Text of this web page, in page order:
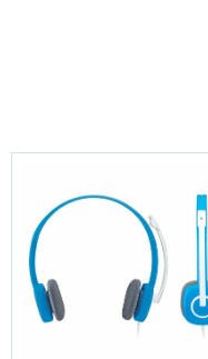
Kiểm tra nghiêm
Tất cả các thiết kế sản
trình thử nghiệm rộng